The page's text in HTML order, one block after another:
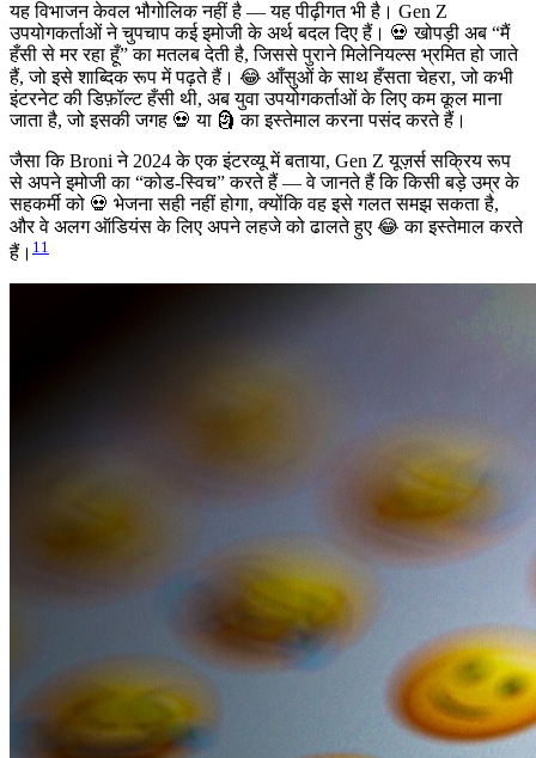
यह विभाजन केवल भौगोलिक नहीं है — यह पीढ़ीगत भी है। Gen Z
उपयोगकर्ताओं ने चुपचाप कई इमोजी के अर्थ बदल दिए हैं। 💀 खोपड़ी अब “मैं
हँसी से मर रहा हूँ” का मतलब देती है, जिससे पुराने मिलेनियल्स भ्रमित हो जाते
हैं, जो इसे शाब्दिक रूप में पढ़ते हैं। 😂 आँसुओं के साथ हँसता चेहरा, जो कभी
इंटरनेट की डिफ़ॉल्ट हँसी थी, अब युवा उपयोगकर्ताओं के लिए कम कूल माना
जाता है, जो इसकी जगह 💀 या 🗿 का इस्तेमाल करना पसंद करते हैं।
जैसा कि Broni ने 2024 के एक इंटरव्यू में बताया, Gen Z यूज़र्स सक्रिय रूप
से अपने इमोजी का “कोड-स्विच” करते हैं — वे जानते हैं कि किसी बड़े उम्र के
सहकर्मी को 💀 भेजना सही नहीं होगा, क्योंकि वह इसे गलत समझ सकता है,
और वे अलग ऑडियंस के लिए अपने लहजे को ढालते हुए 😂 का इस्तेमाल करते
हैं। 11